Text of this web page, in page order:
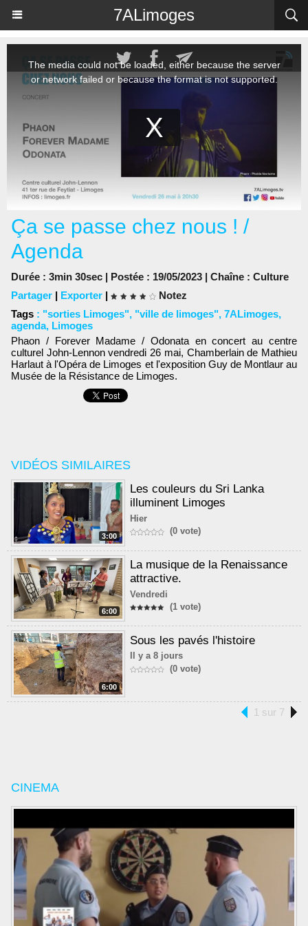
7ALimoges
VIDÉOS SIMILAIRES
3:00
Les couleurs du Sri Lanka
illuminent Limoges
Hier
(0 vote)
6:00
La musique de la Renaissance
attractive.
Vendredi
(1 vote)
6:00
Sous les pavés l'histoire
Il y a 8 jours
(0 vote)
1 sur 7
CINEMA
Ça se passe chez nous ! /
Agenda
Durée : 3min 30sec | Postée : 19/05/2023 | Chaîne : Culture
Partager | Exporter |
Notez
Tags : "sorties Limoges", "ville de limoges", 7ALimoges,
agenda, Limoges
Phaon / Forever Madame / Odonata en concert au centre
culturel John-Lennon vendredi 26 mai, Chamberlain de Mathieu
Harlaut à l'Opéra de Limoges et l'exposition Guy de Montlaur au
Musée de la Résistance de Limoges.